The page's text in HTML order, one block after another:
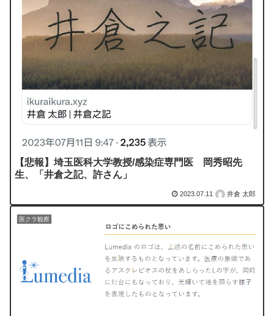
【悲報】埼玉医科大学教授/感染症専門医 岡秀昭先
生、「井倉之記、許さん」
2023.07.11 井倉 太郎
医クラ観察